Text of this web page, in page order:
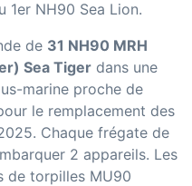
1er NH90 Sea Lion.
de 31 NH90 MRH
Sea Tiger dans une
marine proche de
le remplacement des
Chaque frégate de
2 appareils. Les
de torpilles MU90